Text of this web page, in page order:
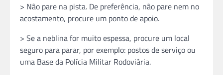
> Não pare na pista. De preferência, não pare nem no
acostamento, procure um ponto de apoio.
> Se a neblina for muito espessa, procure um local
seguro para parar, por exemplo: postos de serviço ou
uma Base da Polícia Militar Rodoviária.